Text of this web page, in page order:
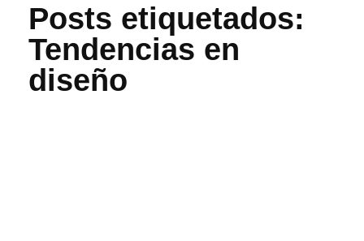
Posts etiquetados:
Tendencias en
diseño